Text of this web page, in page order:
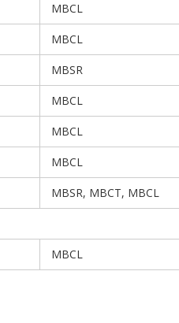
MBCL
MBCL
MBSR
MBCL
MBCL
MBCL
MBSR, MBCT, MBCL
MBCL